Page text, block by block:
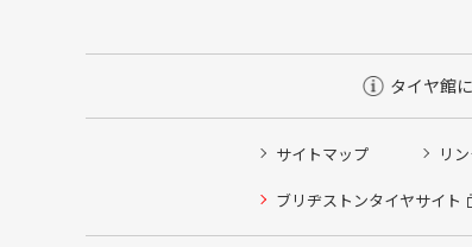
タイヤ館
サイトマップ リ
ブリヂストンタイヤサイト
タイヤ点検・安全点検/タイヤ履き替え/オイル
クローク契約会員専用タイヤ履き替え※タイヤ
本日のタイヤ履き替え順番待ち予約 ※クローク